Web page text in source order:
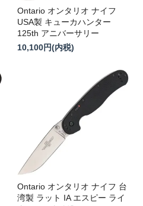
Ontario オンタリオ ナイフ
USA製 キューカハンター
125th アニバーサリー
10,100円(内税)
Ontario オンタリオ ナイフ 台
湾製 ラット IA エスピー ライ